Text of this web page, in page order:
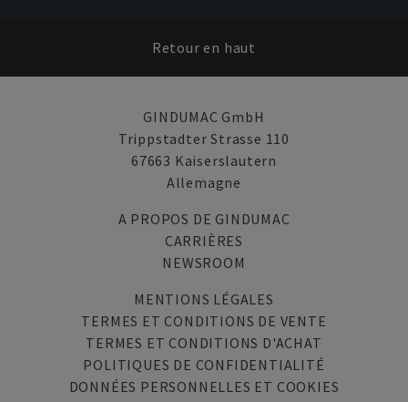
Retour en haut
GINDUMAC GmbH
Trippstadter Strasse 110
67663 Kaiserslautern
Allemagne
A PROPOS DE GINDUMAC
CARRIÈRES
NEWSROOM
MENTIONS LÉGALES
TERMES ET CONDITIONS DE VENTE
TERMES ET CONDITIONS D'ACHAT
POLITIQUES DE CONFIDENTIALITÉ
DONNÉES PERSONNELLES ET COOKIES